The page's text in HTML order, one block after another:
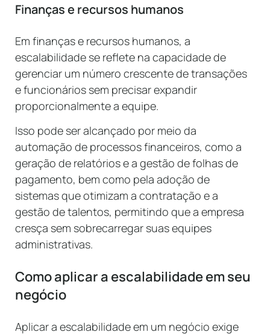
Finanças e recursos humanos
Em finanças e recursos humanos, a
escalabilidade se reflete na capacidade de
gerenciar um número crescente de transações
e funcionários sem precisar expandir
proporcionalmente a equipe.
Isso pode ser alcançado por meio da
automação de processos financeiros, como a
geração de relatórios e a gestão de folhas de
pagamento, bem como pela adoção de
sistemas que otimizam a contratação e a
gestão de talentos, permitindo que a empresa
cresça sem sobrecarregar suas equipes
administrativas.
Como aplicar a escalabilidade em seu
negócio
Aplicar a escalabilidade em um negócio exige